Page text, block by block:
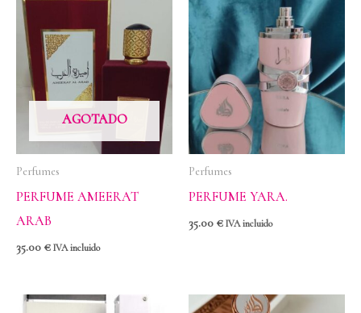
AGOTADO
Perfumes
PERFUME AMEERAT
ARAB
35.00 € IVA incluido
Perfumes
PERFUME YARA.
35.00 € IVA incluido